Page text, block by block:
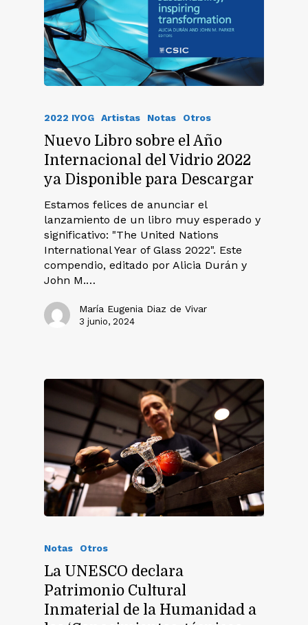
2022 IYOG Artistas Notas Otros
Nuevo Libro sobre el Año
Internacional del Vidrio 2022
ya Disponible para Descargar
Estamos felices de anunciar el
lanzamiento de un libro muy esperado y
significativo: "The United Nations
International Year of Glass 2022". Este
compendio, editado por Alicia Durán y
John M.…
María Eugenia Diaz de Vivar
3 junio, 2024
Notas Otros
La UNESCO declara
Patrimonio Cultural
Inmaterial de la Humanidad a